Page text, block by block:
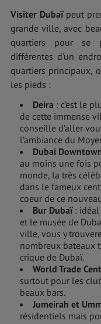
Visiter Dubaïpeut
grande ville, avec
quartiers pour se
différentes d’un
quartiers principaux,
les pieds :
Deira : c’est le
de cette immense
conseille d’aller
l’ambiance du
Dubai
au moins une fois
monde, la très
dans le fameux
coeur de ce
Bur Dubaï: idéal
et le musée de
ville, vous y
nombreux bateaux
crique de Dubaï.
World Trade
surtout pour les
beaux bars.
Jumeirah et
résidentiels mais